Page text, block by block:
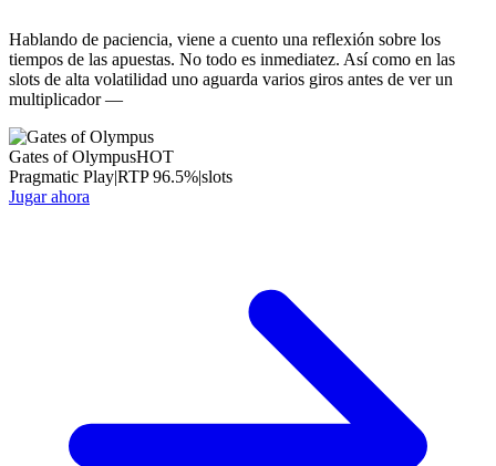
Hablando de paciencia, viene a cuento una reflexión sobre los
tiempos de las apuestas. No todo es inmediatez. Así como en las
slots de alta volatilidad uno aguarda varios giros antes de ver un
multiplicador —
Gates of OlympusHOT
Pragmatic Play|RTP96.5%|slots
Jugar ahora